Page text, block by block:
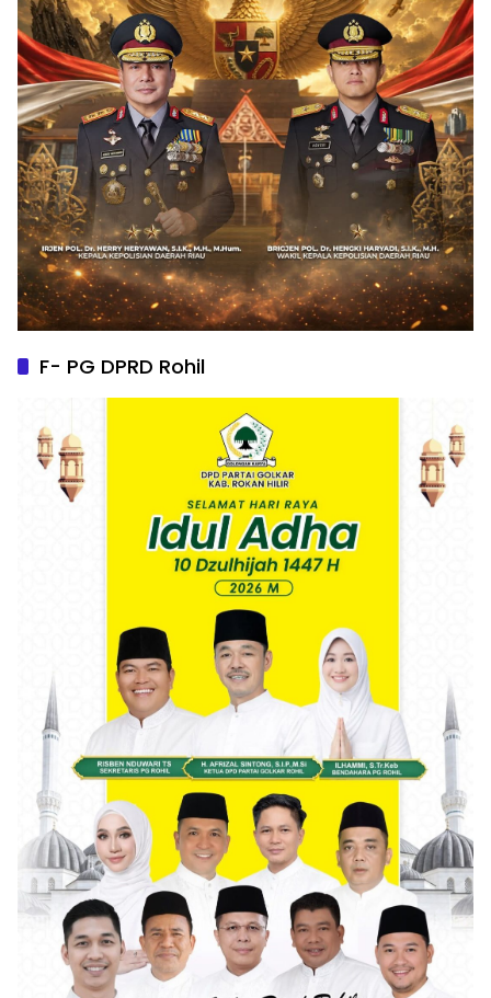
F- PG DPRD Rohil